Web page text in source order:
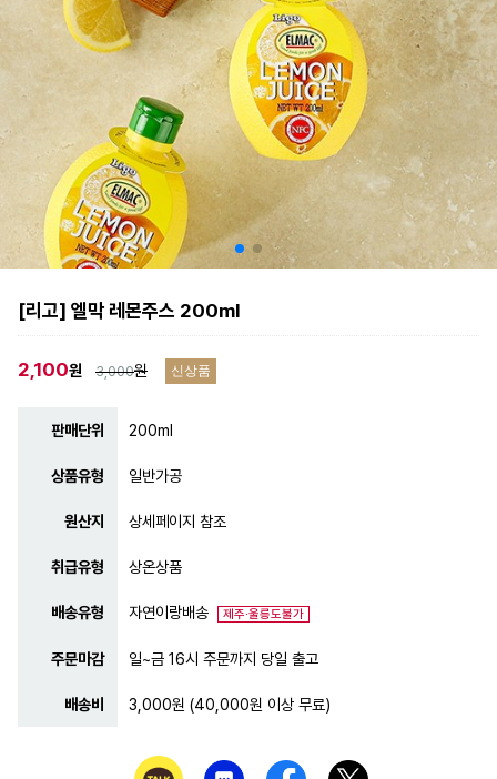
[리고] 엘막 레몬주스 200ml
2,100원 3,000원 신상품
판매단위 200ml
상품유형 일반가공
원산지 상세페이지 참조
취급유형 상온상품
배송유형 자연이랑배송 제주·울릉도불가
주문마감 일~금 16시 주문까지 당일 출고
배송비 3,000원 (40,000원 이상 무료)